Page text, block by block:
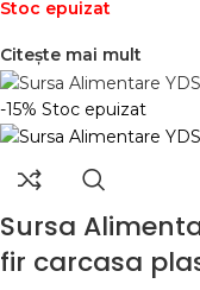
Stoc epuizat
Citește mai mult
-15% Stoc epuizat
Sursa
fir carcasa